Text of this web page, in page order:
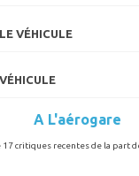
VÉHICULE
A L'aérogare
17 critiques recentes de la part